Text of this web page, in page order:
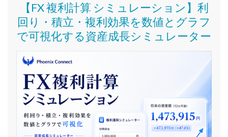
【FX 複利計算 シミュレーション】利
回り・積立・複利効果を数値とグラフ
で可視化する資産成長シミュレーター